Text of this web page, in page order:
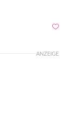
ANZEIGE